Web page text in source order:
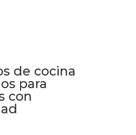
de cocina
para
con